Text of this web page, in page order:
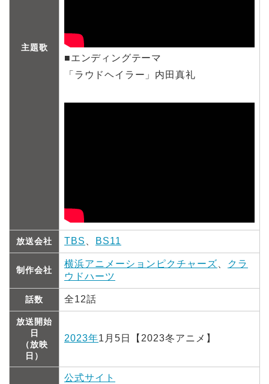
主題歌
■エンディングテーマ
「ラウドヘイラー」内田真礼
放送会社 TBS BS11
制作会社
横浜アニメーションピクチャーズ
クラ
ウドハーツ
話数 全12話
放送開始
日
（放映
日）
2023年1月5日【2023冬アニメ】
公式サイト